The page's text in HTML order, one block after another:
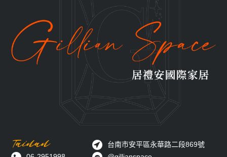
Tainan
台南市安平區永華路二段869號